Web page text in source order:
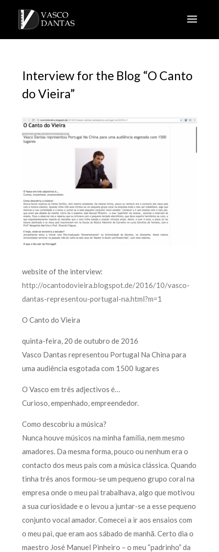
Interview for the Blog “O Canto
do Vieira”
website of the interview:
http://ocantodovieira.blogspot.de/2016/10/vasco-
dantas-representou-portugal-na.html?m=1
O Canto do Vieira
quinta-feira, 20 de outubro de 2016
Vasco Dantas representou Portugal Na China para
uma audiência esgotada com 1500 lugares
O Vasco em três adjectivos é…
Curioso, empenhado, empreendedor.
Como descobriu a música?
Nunca houve músicos na minha família, nem mesmo
amadores. Da mesma forma, pouco ou nenhum era o
contacto dos meus pais com a música clássica. Quando
tinha três anos formou-se um pequeno grupo coral na
empresa onde o meu pai trabalhava, algo que motivou
a sua curiosidade e o levou a juntar-se a esse pequeno
conjunto vocal amador. Comecei a ir aos ensaios com
o meu pai, que eram aos sábado de manhã. Certo dia o
maestro José Manuel Pinheiro – o meu “padrinho” da